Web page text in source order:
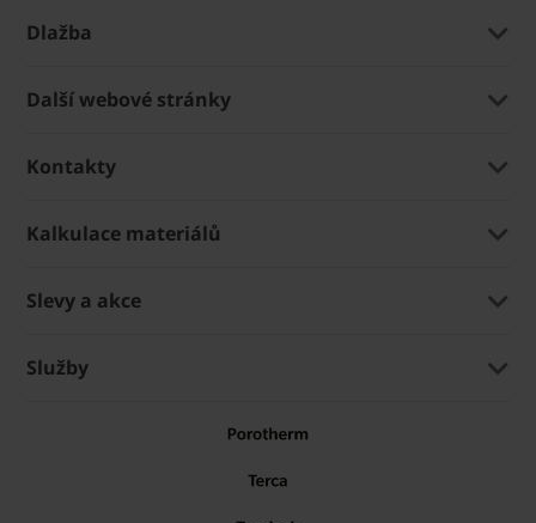
Dlažba
Další webové stránky
Kontakty
Kalkulace materiálů
Slevy a akce
Služby